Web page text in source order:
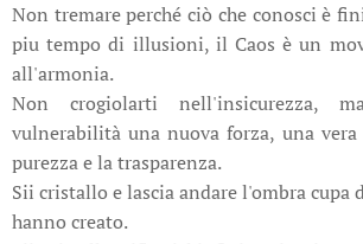
Non tremare perché ciò che conosci è
piu tempo di illusioni, il Caos è un
all'armonia.
Non crogiolarti nell'insicurezza,
vulnerabilità una nuova forza, una
purezza e la trasparenza.
Sii cristallo e lascia andare l'ombra cupa
hanno creato.